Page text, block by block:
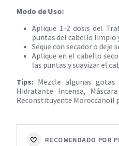
Modo de Uso:
Aplique 1-2 dosis del
puntas del cabello limpio
Seque con secador o deje
Aplique en el cabello
las puntas y suavizar el
Tips: Mezcle algunas
Hidratante Intensa,
Reconstituyente Moroccanoil
RECOMENDADO POR